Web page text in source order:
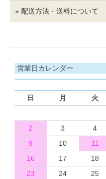
» 配送方法・送料について
営業日カレンダー
日
月 火
2
3 4
9
10 11
16
17 18
23
24 25